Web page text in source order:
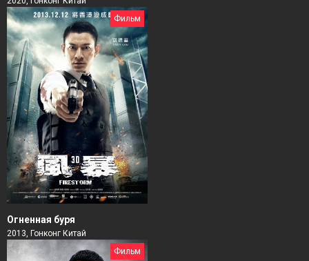
Фильм
Огненная буря
2013, Гонконг Китай
Фильм